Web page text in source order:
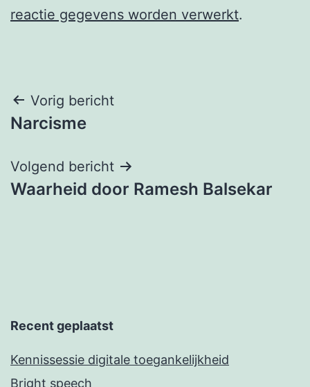
reactie gegevens worden verwerkt.
Berichtnavigatie
Vorig bericht
Narcisme
Volgend bericht
Waarheid door Ramesh Balsekar
Recent geplaatst
Kennissessie digitale toegankelijkheid
Bright speech